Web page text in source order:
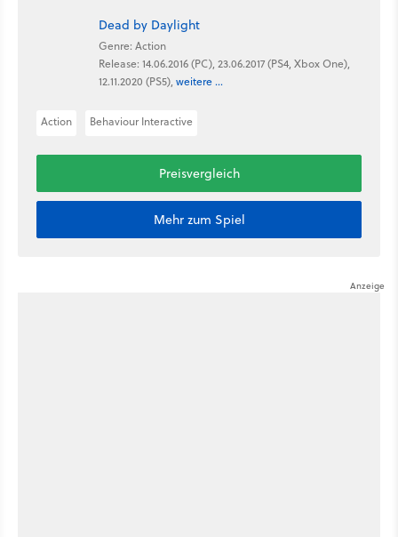
Dead by Daylight
Genre: Action
Release: 14.06.2016 (PC), 23.06.2017 (PS4, Xbox One),
12.11.2020 (PS5), weitere ...
Action Behaviour Interactive
Preisvergleich
Mehr zum Spiel